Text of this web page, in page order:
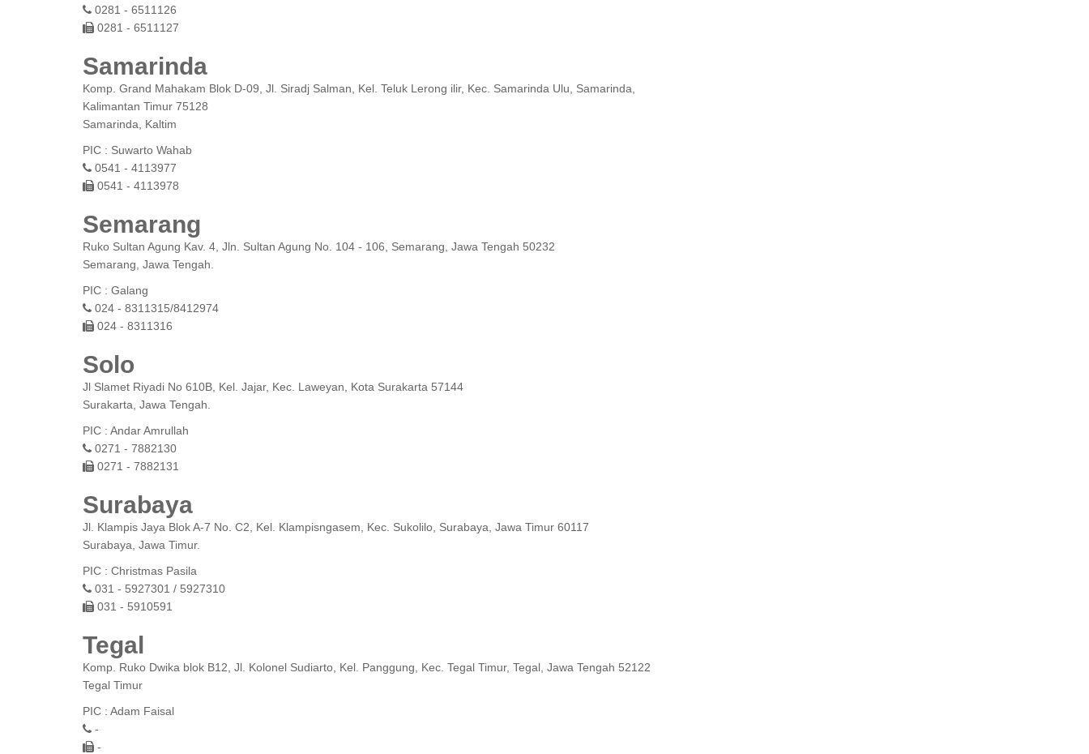
0281 - 6511126
0281 - 6511127
Samarinda
Komp. Grand Mahakam Blok D-09, Jl. Siradj Salman, Kel. Teluk Lerong ilir, Kec. Samarinda Ulu, Samarinda,
Kalimantan Timur 75128
Samarinda, Kaltim
PIC : Suwarto Wahab
0541 - 4113977
0541 - 4113978
Semarang
Ruko Sultan Agung Kav. 4, Jln. Sultan Agung No. 104 - 106, Semarang, Jawa Tengah 50232
Semarang, Jawa Tengah.
PIC : Galang
024 - 8311315/8412974
024 - 8311316
Solo
Jl Slamet Riyadi No 610B, Kel. Jajar, Kec. Laweyan, Kota Surakarta 57144
Surakarta, Jawa Tengah.
PIC : Andar Amrullah
0271 - 7882130
0271 - 7882131
Surabaya
Jl. Klampis Jaya Blok A-7 No. C2, Kel. Klampisngasem, Kec. Sukolilo, Surabaya, Jawa Timur 60117
Surabaya, Jawa Timur.
PIC : Christmas Pasila
031 - 5927301 / 5927310
031 - 5910591
Tegal
Komp. Ruko Dwika blok B12, Jl. Kolonel Sudiarto, Kel. Panggung, Kec. Tegal Timur, Tegal, Jawa Tengah 52122
Tegal Timur
PIC : Adam Faisal
-
-